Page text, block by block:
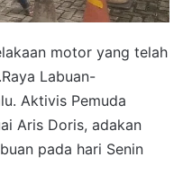
motor yang telah
Labuan-
Aktivis Pemuda
Aris Doris, adakan
pada hari Senin